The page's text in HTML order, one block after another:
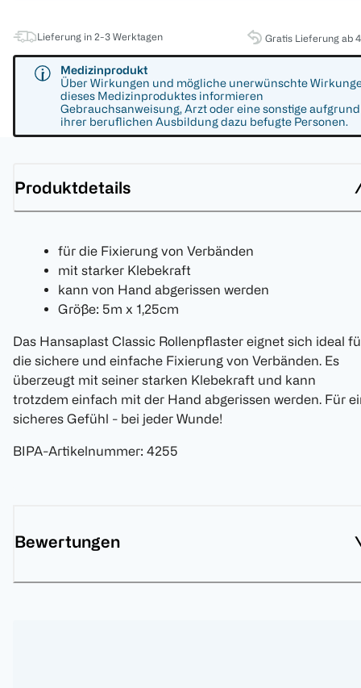
Lieferung in 2-3 Werktagen Gratis Lieferung ab
Medizinprodukt
Über Wirkungen und mögliche unerwünschte
dieses Medizinproduktes informieren
Gebrauchsanweisung, Arzt oder eine sonstige aufgrund
ihrer beruflichen Ausbildung dazu befugte Personen.
Produktdetails
für die Fixierung von Verbänden
mit starker Klebekraft
kann von Hand abgerissen werden
Größe: 5m x 1,25cm
Das Hansaplast Classic Rollenpflaster eignet sich ideal
die sichere und einfache Fixierung von Verbänden. Es
überzeugt mit seiner starken Klebekraft und kann
trotzdem einfach mit der Hand abgerissen werden. Für
sicheres Gefühl - bei jeder Wunde!
BIPA-Artikelnummer: 4255
Bewertungen